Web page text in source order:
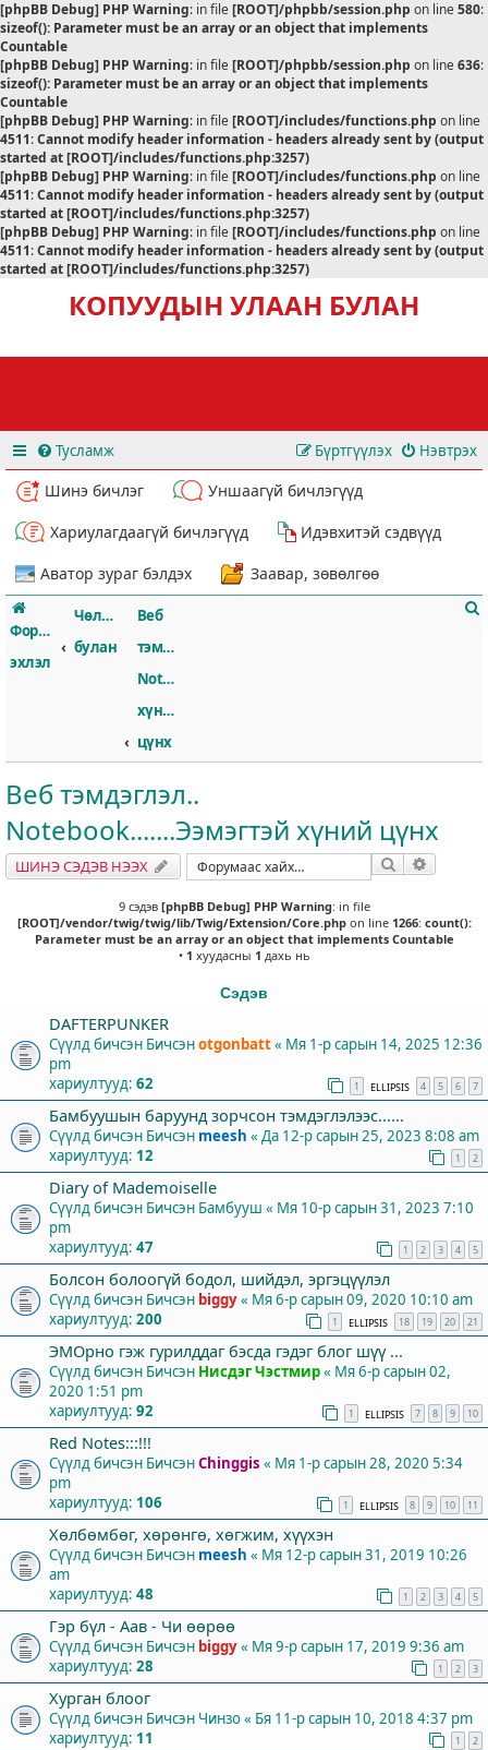
[phpBB Debug] PHP Warning: in file[ROOT]/phpbb/session.php on line580:
sizeof(): Parameter must be an array or an object that implements
Countable
[phpBB Debug] PHP Warning: in file[ROOT]/phpbb/session.php on line636:
sizeof(): Parameter must be an array or an object that implements
Countable
[phpBB Debug] PHP Warning: in file[ROOT]/includes/functions.php on line
4511:Cannot modify header information - headers already sent by (output
started at [ROOT]/includes/functions.php:3257)
[phpBB Debug] PHP Warning: in file[ROOT]/includes/functions.php on line
4511:Cannot modify header information - headers already sent by (output
started at [ROOT]/includes/functions.php:3257)
[phpBB Debug] PHP Warning: in file[ROOT]/includes/functions.php on line
4511:Cannot modify header information - headers already sent by (output
started at [ROOT]/includes/functions.php:3257)
КОПУУДЫН УЛААН БУЛАН
Тусламж Нэвтрэх
Бүртгүүлэх
Шинэ бичлэг
Уншаагүй бичлэгүүд
Хариулагдаагүй бичлэгүүд
Идэвхитэй сэдвүүд
Аватор зураг бэлдэх
Заавар, зөвөлгөө
Форумын
эхлэл
Чөлөөт
булан
Веб
тэмдэглэл..
Notebook.......Ээмэгтэй
хүний
цүнх
Веб тэмдэглэл..
Notebook.......Ээмэгтэй хүний цүнх
ШИНЭ СЭДЭВ НЭЭХ Хайлт
9 сэдэв [phpBB Debug] PHP Warning: in file
[ROOT]/vendor/twig/twig/lib/Twig/Extension/Core.phpon line 1266: count():
Parameter must be an array or an object that implements Countable
• 1 хуудасны 1 дахь нь
Сэдэв
DAFTERPUNKER
Сүүлд бичсэн Бичсэнotgonbatt« Мя 1-р сарын 14, 2025 12:36
pm
хариултууд: 62 1 ELLIPSIS 4 5 6 7
Бамбуушын баруунд зорчсон тэмдэглэлээс......
Сүүлд бичсэн Бичсэн meesh « Да 12-р сарын 25, 2023 8:08 am
хариултууд: 12 1 2
Diary of Mademoiselle
Сүүлд бичсэн Бичсэн Бамбууш « Мя 10-р сарын 31, 2023 7:10
pm
хариултууд: 47 1 2 3 4 5
Болсон болоогүй бодол, шийдэл, эргэцүүлэл
Сүүлд бичсэн Бичсэн biggy« Мя 6-р сарын 09, 2020 10:10 am
хариултууд: 200 1 ELLIPSIS 18 19 20 21
ЭМОрно гэж гурилддаг бэсда гэдэг блог шүү ...
Сүүлд бичсэн Бичсэн Нисдэг Чэстмир« Мя 6-р сарын 02,
2020 1:51 pm
хариултууд: 92 1 ELLIPSIS 7 8 9 10
Red Notes:::!!!
Сүүлд бичсэн БичсэнChinggis « Мя 1-р сарын 28, 2020 5:34
pm
хариултууд: 106 1 ELLIPSIS 8 9 10 11
Хөлбөмбөг, хөрөнгө, хөгжим, хүүхэн
Сүүлд бичсэн Бичсэн meesh « Мя 12-р сарын 31, 2019 10:26
am
хариултууд: 48 1 2 3 4 5
Гэр бүл - Аав - Чи өөрөө
Сүүлд бичсэн Бичсэн biggy« Мя 9-р сарын 17, 2019 9:36 am
хариултууд: 28 1 2 3
Хурган блоог
Сүүлд бичсэн Бичсэн Чинзо« Бя 11-р сарын 10, 2018 4:37 pm
хариултууд: 11 1 2